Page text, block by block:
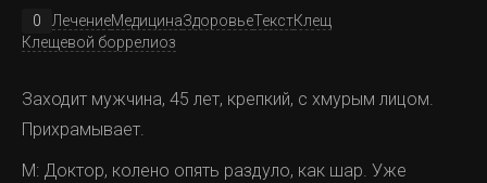
0 ЛечениеМедицинаЗдоровьеТекстКлещ
Клещевой боррелиоз
Заходит мужчина, 45 лет, крепкий, с хмурым лицом.
Прихрамывает.
М: Доктор, колено опять раздуло, как шар. Уже